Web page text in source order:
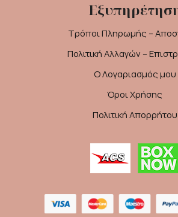
Τρόποι Πληρωμής –
Πολιτική Αλλαγών –
Ο Λογαριασμός μου
Όροι Χρήσης
Πολιτική Απορρήτου